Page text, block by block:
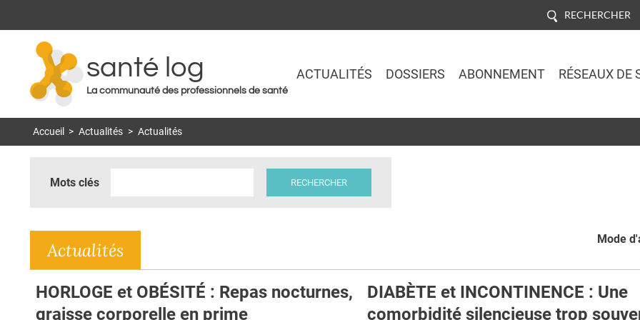
RECHERCHER
santé log
La communauté des professionnels de santé
ACTUALITÉS DOSSIERS ABONNEMENT RÉSEAUX DE
Accueil > Actualités > Actualités
Mots clés
Mode
Actualités
HORLOGE et OBÉSITÉ : Repas nocturnes,
graisse corporelle en prime
DIABÈTE et INCONTINENCE : Une
comorbidité silencieuse trop